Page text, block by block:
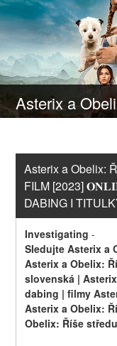
Asterix a Obelix:
FILM [2023]
DABING I
Investigating -
Sledujte Asterix a
Asterix a Obelix:
slovenská |
dabing | filmy
Asterix a Obelix:
Obelix: Říše